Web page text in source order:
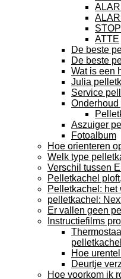
ATTE
De beste
De beste
Wat is een
Julia
Service
Onderhoud
Aszuiger
Fotoalbum
Hoe orienteren
Welk type
Verschil tussen
Pelletkachel
Pelletkachel: het
pelletkachel:
Er vallen geen
Instructiefilms
pelletkachel
Hoe
Deurtje
Hoe voorkom ik